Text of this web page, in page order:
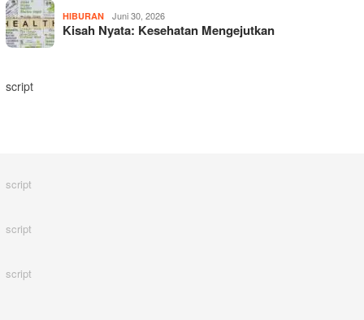
HIBURAN Juni 30, 2026
Kisah Nyata: Kesehatan Mengejutkan
script
script
script
script